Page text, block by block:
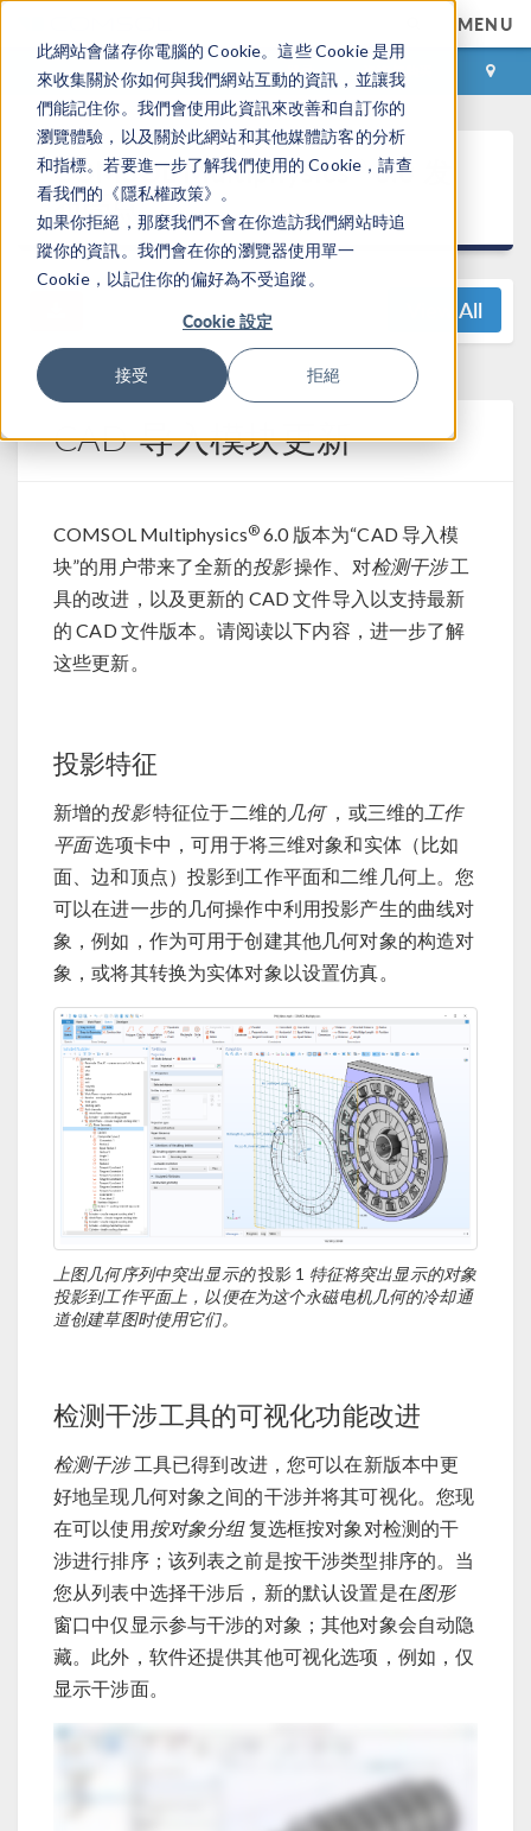
此網站會儲存你電腦的 Cookie。這些 Cookie 是用
來收集關於你如何與我們網站互動的資訊，並讓我
們能記住你。我們會使用此資訊來改善和自訂你的
瀏覽體驗，以及關於此網站和其他媒體訪客的分析
和指標。若要進一步了解我們使用的 Cookie，請查
看我們的《隱私權政策》。
如果你拒絕，那麼我們不會在你造訪我們網站時追
蹤你的資訊。我們會在你的瀏覽器使用單一
Cookie，以記住你的偏好為不受追蹤。
Cookie 設定
接受 拒絕
MENU
登录 咨询与购买
COMSOL Multiphysics® 6.0 发
布亮点
View All
CAD 导入模块更新
COMSOL Multiphysics® 6.0 版本为“CAD 导入模
块”的用户带来了全新的投影操作、对检测干涉工
具的改进，以及更新的 CAD 文件导入以支持最新
的 CAD 文件版本。请阅读以下内容，进一步了解
这些更新。
投影特征
新增的投影特征位于二维的 几何，或三维的 工作
平面选项卡中，可用于将三维对象和实体（比如
面、边和顶点）投影到工作平面和二维几何上。您
可以在进一步的几何操作中利用投影产生的曲线对
象，例如，作为可用于创建其他几何对象的构造对
象，或将其转换为实体对象以设置仿真。
上图几何序列中突出显示的投影 1 特征将突出显示的对象
投影到工作平面上，以便在为这个永磁电机几何的冷却通
道创建草图时使用它们。
检测干涉工具的可视化功能改进
检测干涉工具已得到改进，您可以在新版本中更
好地呈现几何对象之间的干涉并将其可视化。您现
在可以使用按对象分组复选框按对象对检测的干
涉进行排序；该列表之前是按干涉类型排序的。当
您从列表中选择干涉后，新的默认设置是在图形
窗口中仅显示参与干涉的对象；其他对象会自动隐
藏。此外，软件还提供其他可视化选项，例如，仅
显示干涉面。